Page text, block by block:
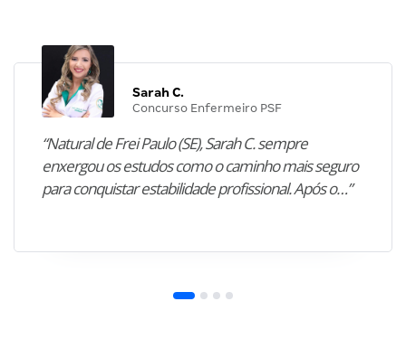
Sarah C.
Concurso Enfermeiro PSF
“Natural de Frei Paulo (SE), Sarah C. sempre
enxergou os estudos como o caminho mais seguro
para conquistar estabilidade profissional. Após o…”